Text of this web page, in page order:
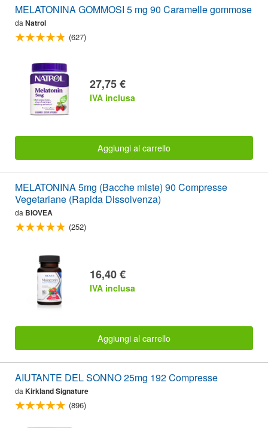
MELATONINA GOMMOSI 5 mg 90 Caramelle gommose
da Natrol
(627)
27,75 €
IVA inclusa
Aggiungi al carrello
MELATONINA 5mg (Bacche miste) 90 Compresse
Vegetariane (Rapida Dissolvenza)
da BIOVEA
(252)
16,40 €
IVA inclusa
Aggiungi al carrello
AIUTANTE DEL SONNO 25mg 192 Compresse
da Kirkland Signature
(896)